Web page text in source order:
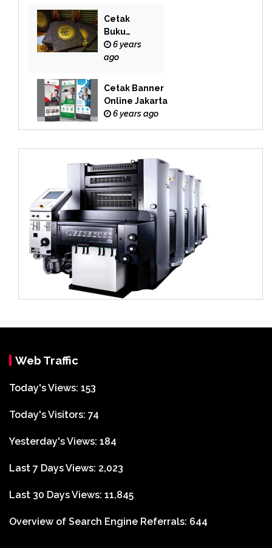
Cetak
Buku
Yasin
Online
6 years
ago
Cetak Banner
Online Jakarta
6 years ago
Web Traffic
Today's Views: 153
Today's Visitors: 74
Yesterday's Views: 184
Last 7 Days Views: 2,023
Last 30 Days Views: 11,845
Overview of Search Engine Referrals: 644